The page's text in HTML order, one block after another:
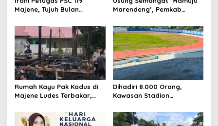
i
o
n
Majene, Tujuh Bulan
Pelayanan Darurat Tetap
Siaga 24 Jam
Marendeng’, Pemkab
Laut Lewat 213 Fragmen
Karang
Rumah Kayu Pak Kadus di
Majene Ludes Terbakar,
Dihadiri 8.000 Orang,
Kawasan Stadion
Kembali Kinclong Pasca-
Hari Bhayangkara